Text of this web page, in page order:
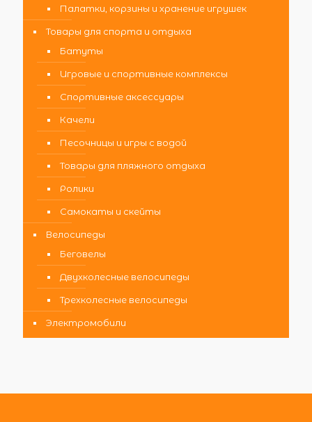
Палатки, корзины и хранение игрушек
Товары для спорта и отдыха
Батуты
Игровые и спортивные комплексы
Спортивные аксессуары
Качели
Песочницы и игры с водой
Товары для пляжного отдыха
Ролики
Самокаты и скейты
Велосипеды
Беговелы
Двухколесные велосипеды
Трехколесные велосипеды
Электромобили